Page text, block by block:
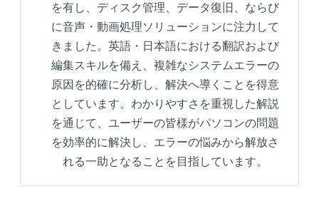
を有し、ディスク管理、データ復旧、ならび
に音声・動画処理ソリューションに注力して
きました。英語・日本語における翻訳および
編集スキルを備え、複雑なシステムエラーの
原因を的確に分析し、解決へ導くことを得意
としています。わかりやすさを重視した解説
を通じて、ユーザーの皆様がパソコンの問題
を効率的に解決し、エラーの悩みから解放さ
れる一助となることを目指しています。